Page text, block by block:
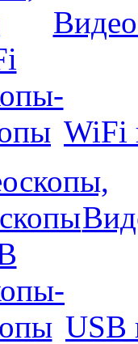
WiFi
USB